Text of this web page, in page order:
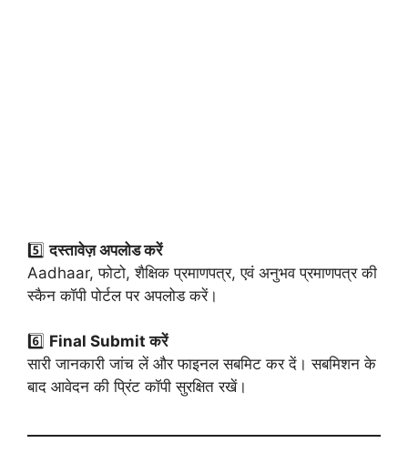
5️⃣दस्तावेज़ अपलोड करें
Aadhaar, फोटो, शैक्षिक प्रमाणपत्र, एवं अनुभव प्रमाणपत्र की
स्कैन कॉपी पोर्टल पर अपलोड करें।
6️⃣ Final Submit करें
सारी जानकारी जांच लें और फाइनल सबमिट कर दें। सबमिशन के
बाद आवेदन की प्रिंट कॉपी सुरक्षित रखें।